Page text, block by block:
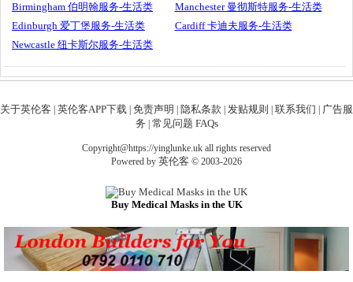
Birmingham 伯明翰服务-生活类
Manchester 曼彻斯特服务-生活类
Edinburgh 爱丁堡服务-生活类
Cardiff 卡迪夫服务-生活类
Newcastle 纽卡斯尔服务-生活类
关于英伦客 英伦客APP下载 免责声明 隐私条款 发贴规则 联系我们
广告服
务 常见问题 FAQs
Copyright@https://yinglunke.uk all rights reserved
Powered by 英伦客 © 2003-2026
Buy Medical Masks in the UK